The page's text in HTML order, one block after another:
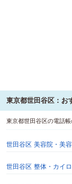
東京都世田谷区：お
東京都世田谷区の電話
世田谷区 美容院・美
世田谷区 整体・カイ